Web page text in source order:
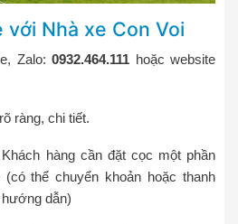
Nhà xe Con Voi
Zalo:0932.464.111 hoặc website
ràng, chi tiết.
hàng cần đặt cọc một phần
thể chuyển khoản hoặc thanh
dẫn)